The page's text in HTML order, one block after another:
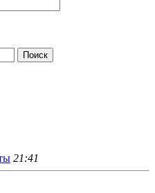
Больше
криптовалют
21:41